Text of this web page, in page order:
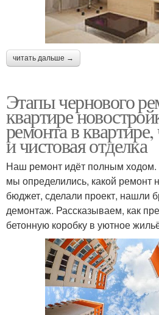
читать дальше →
Этапы чернового
квартире
ремонта в
и чистовая отделка
Наш ремонт идёт полным ходом.
мы определились, какой ремонт
бюджет, сделали проект, нашли
демонтаж. Рассказываем, как
бетонную коробку в уютное